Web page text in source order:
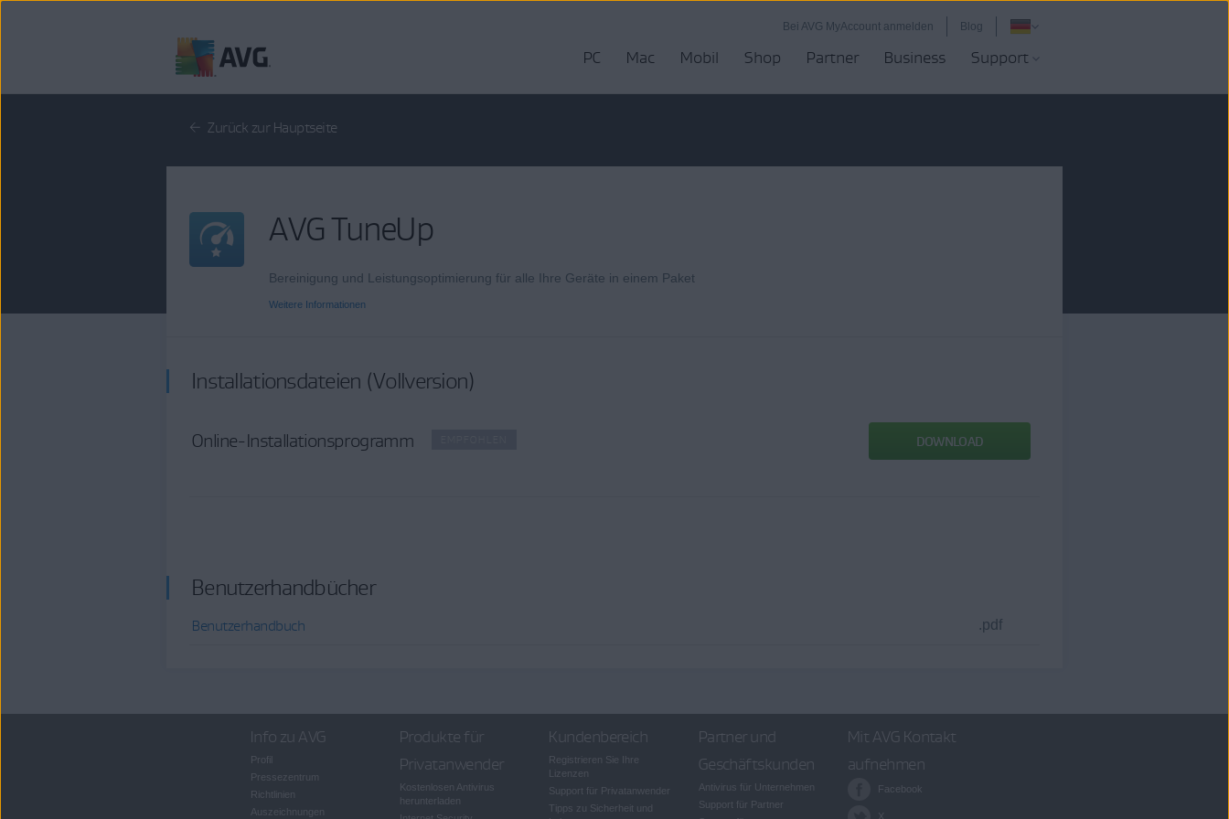
Bei AVG MyAccount anmelden Blog
Inhalt
PC Mac Mobil Shop Partner Business Support
Zurück zur Hauptseite
AVG TuneUp
Bereinigung und Leistungsoptimierung für alle Ihre Geräte in einem Paket
Weitere Informationen
Installationsdateien (Vollversion)
Online-Installationsprogramm DOWNLOAD
Benutzerhandbücher
Benutzerhandbuch .pdf
Info zu AVG
Profil
Pressezentrum
Richtlinien
Auszeichnungen
Produkte für
Privatanwender
Kostenlosen Antivirus
herunterladen
Kundenbereich
Registrieren Sie Ihre
Lizenzen
Support für Privatanwender
Tipps zu Sicherheit und
Partner und
Geschäftskunden
Antivirus für Unternehmen
Support für Partner
Mit AVG Kontakt
aufnehmen
Facebook
X